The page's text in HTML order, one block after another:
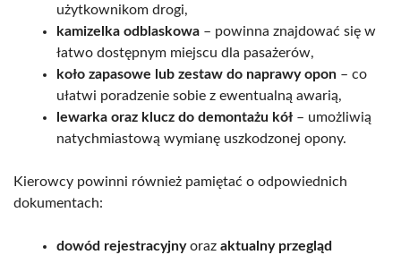
użytkownikom drogi,
kamizelka odblaskowa – powinna znajdować się w
łatwo dostępnym miejscu dla pasażerów,
koło zapasowe lub zestaw do naprawy opon – co
ułatwi poradzenie sobie z ewentualną awarią,
lewarka oraz klucz do demontażu kół – umożliwią
natychmiastową wymianę uszkodzonej opony.
Kierowcy powinni również pamiętać o odpowiednich
dokumentach:
dowód rejestracyjnyoraz aktualny przegląd